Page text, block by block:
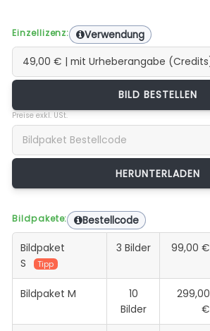
Einzellizenz: Verwendung
BILD BESTELLEN
Preise exkl. USt.
Bildpakete: Bestellcode
Bildpaket
S
Tipp
3 Bilder 99,00 €
Bildpaket M
10
Bilder
299,00
€